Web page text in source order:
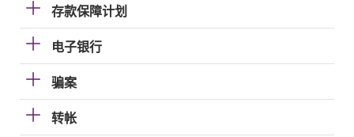
存款保障计划
电子银行
骗案
转帐